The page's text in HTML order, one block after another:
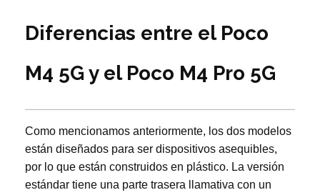
Diferencias entre el Poco
M4 5G y el Poco M4 Pro 5G
Como mencionamos anteriormente, los dos modelos
están diseñados para ser dispositivos asequibles,
por lo que están construidos en plástico. La versión
estándar tiene una parte trasera llamativa con un